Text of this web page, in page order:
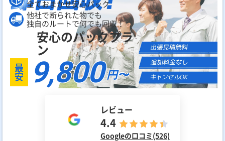
全ておまかせ安心パック
他社で断られた物でも
独自のルートで何でも回収！
安心のパックプラ
ン
最
安 9,800円〜
レビュー
4.4
Googleの口コミ(526)